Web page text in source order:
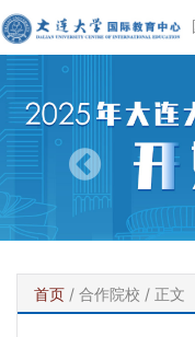
首页 / 合作院校 / 正文